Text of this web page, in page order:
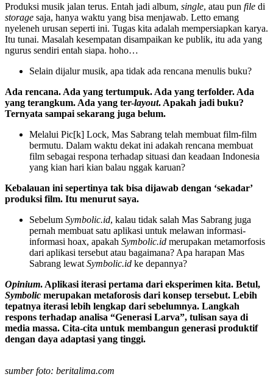
Produksi musik jalan terus. Entah jadi album, single, atau pun file di
storage saja, hanya waktu yang bisa menjawab. Letto emang
nyeleneh urusan seperti ini. Tugas kita adalah mempersiapkan karya.
Itu tunai. Masalah kesempatan disampaikan ke publik, itu ada yang
ngurus sendiri entah siapa. hoho…
Selain dijalur musik, apa tidak ada rencana menulis buku?
Ada rencana. Ada yang tertumpuk. Ada yang terfolder. Ada
yang terangkum. Ada yang ter-layout. Apakah jadi buku?
Ternyata sampai sekarang juga belum.
Melalui Pic[k] Lock, Mas Sabrang telah membuat film-film
bermutu. Dalam waktu dekat ini adakah rencana membuat
film sebagai respona terhadap situasi dan keadaan Indonesia
yang kian hari kian balau nggak karuan?
Kebalauan ini sepertinya tak bisa dijawab dengan ‘sekadar’
produksi film. Itu menurut saya.
Sebelum Symbolic.id, kalau tidak salah Mas Sabrang juga
pernah membuat satu aplikasi untuk melawan informasi-
informasi hoax, apakah Symbolic.id merupakan metamorfosis
dari aplikasi tersebut atau bagaimana? Apa harapan Mas
Sabrang lewat Symbolic.id ke depannya?
Opinium. Aplikasi iterasi pertama dari eksperimen kita. Betul,
Symbolic merupakan metaforosis dari konsep tersebut. Lebih
tepatnya iterasi lebih lengkap dari sebelumnya. Langkah
respons terhadap analisa “Generasi Larva”, tulisan saya di
media massa. Cita-cita untuk membangun generasi produktif
dengan daya adaptasi yang tinggi.
sumber foto: beritalima.com